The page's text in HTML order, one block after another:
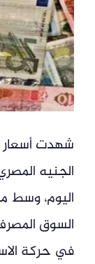
شهدت أسعار
الجنيه
اليوم، وسط
السوق
في حركة